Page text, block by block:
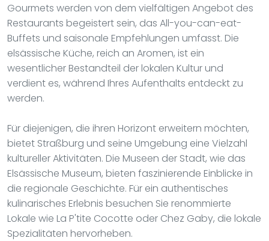
Gourmets werden von dem vielfältigen Angebot des
Restaurants begeistert sein, das All-you-can-eat-
Buffets und saisonale Empfehlungen umfasst. Die
elsässische Küche, reich an Aromen, ist ein
wesentlicher Bestandteil der lokalen Kultur und
verdient es, während Ihres Aufenthalts entdeckt zu
werden.
Für diejenigen, die ihren Horizont erweitern möchten,
bietet Straßburg und seine Umgebung eine Vielzahl
kultureller Aktivitäten. Die Museen der Stadt, wie das
Elsässische Museum, bieten faszinierende Einblicke in
die regionale Geschichte. Für ein authentisches
kulinarisches Erlebnis besuchen Sie renommierte
Lokale wie La P'tite Cocotte oder Chez Gaby, die lokale
Spezialitäten hervorheben.